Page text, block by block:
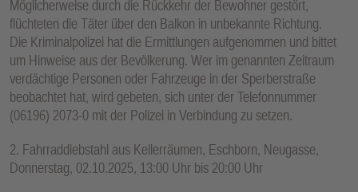
Möglicherweise durch die Rückkehr der Bewohner gestört,
flüchteten die Täter über den Balkon in unbekannte Richtung.
Die Kriminalpolizei hat die Ermittlungen aufgenommen und bittet
um Hinweise aus der Bevölkerung. Wer im genannten Zeitraum
verdächtige Personen oder Fahrzeuge in der Sperberstraße
beobachtet hat, wird gebeten, sich unter der Telefonnummer
(06196) 2073-0 mit der Polizei in Verbindung zu setzen.
2. Fahrraddiebstahl aus Kellerräumen, Eschborn, Neugasse,
Donnerstag, 02.10.2025, 13:00 Uhr bis 20:00 Uhr